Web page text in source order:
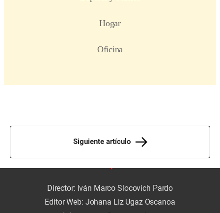
Siguiente artículo
Director: Iván Marco Slocovich Pardo
Editor Web: Johana Liz Ugaz Oscanoa